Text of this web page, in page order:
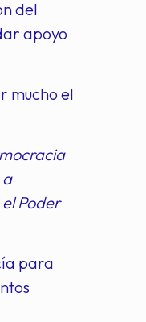
del
apoyo
mucho el
Poder
para